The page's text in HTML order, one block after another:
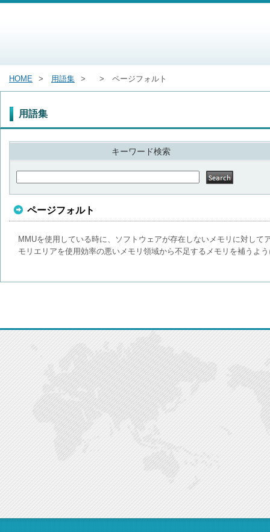
HOME 用語集 ページフォルト
用語集
キーワード検索
ページフォルト
MMUを使用している時に、ソフトウェアが存在しないメモリに対し
モリエリアを使用効率の悪いメモリ領域から不足するメモリを補うよ